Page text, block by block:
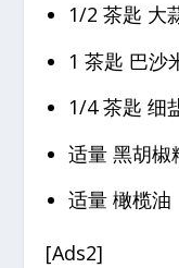
1/2 茶匙 大
1 茶匙 巴沙
1/4 茶匙 细
适量 黑胡椒
适量 橄榄油
[Ads2]